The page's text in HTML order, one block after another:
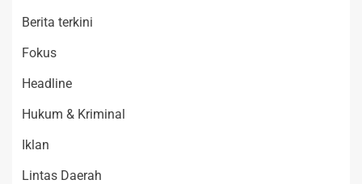
Berita terkini
Fokus
Headline
Hukum & Kriminal
Iklan
Lintas Daerah